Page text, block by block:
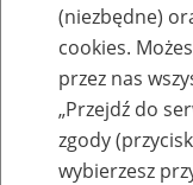
Szkolenia
(niezbędne)
cookies.
przez nas
„Przejdź do
zgody
wybierzesz